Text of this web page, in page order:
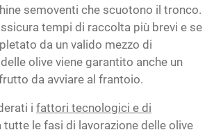
semoventi che scuotono il tronco.
tempi di raccolta più brevi e se
da un valido mezzo di
olive viene garantito anche un
da avviare al frantoio.
i fattori tecnologici e di
tutte le fasi di lavorazione delle olive